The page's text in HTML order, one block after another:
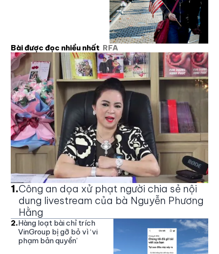
Bài được đọc nhiều nhất RFA
1.Công an dọa xử phạt người chia sẻ nội
dung livestream của bà Nguyễn Phương
Hằng
2.Hàng loạt bài chỉ trích
VinGroup bị gỡ bỏ vì ‘vi
phạm bản quyền’